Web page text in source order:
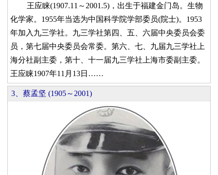
王应睐(1907.11～2001.5)，出生于福建金门岛。生物
化学家。1955年当选为中国科学院学部委员(院士)。1953
年加入九三学社。九三学社第四、五、六届中央委员会委
员，第七届中央委员会常委。第六、七、九届九三学社上
海分社副主委，第十、十一届九三学社上海市委副主委。
王应睐1907年11月13日……
3、蔡孟坚 (1905～2001)